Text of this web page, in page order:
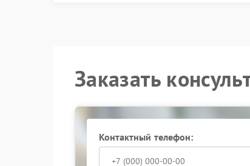
Заказать
Контактный телефон: